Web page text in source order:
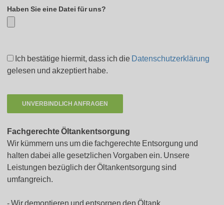
Haben Sie eine Datei für uns?
Ich bestätige hiermit, dass ich die Datenschutzerklärung
gelesen und akzeptiert habe.
Fachgerechte Öltankentsorgung
Wir kümmern uns um die fachgerechte Entsorgung und
halten dabei alle gesetzlichen Vorgaben ein. Unsere
Leistungen bezüglich der Öltankentsorgung sind
umfangreich.
Wir demontieren und entsorgen den Öltank